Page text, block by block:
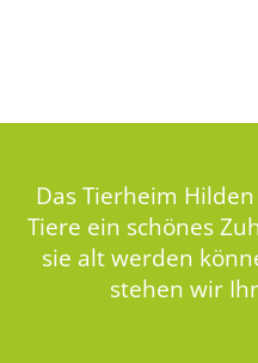
Das Tierheim
Tiere ein schönes
sie alt werden
stehen wir